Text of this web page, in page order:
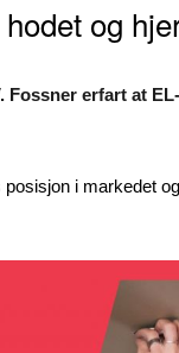
og
erfart at
i markedet